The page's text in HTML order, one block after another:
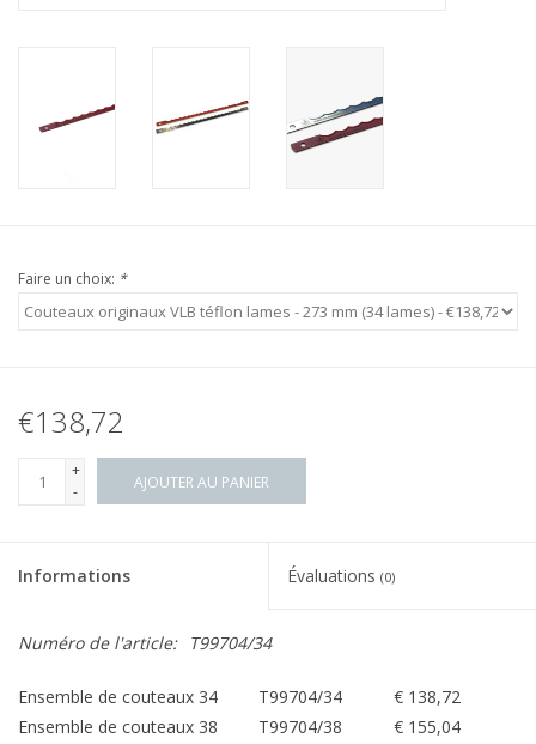
Faire un choix: *
€138,72
+
-
AJOUTER AU PANIER
Informations Évaluations (0)
Numéro de l'article: T99704/34
Ensemble de couteaux 34 T99704/34
€ 138,72
Ensemble de couteaux 38
T99704/38
€ 155,04